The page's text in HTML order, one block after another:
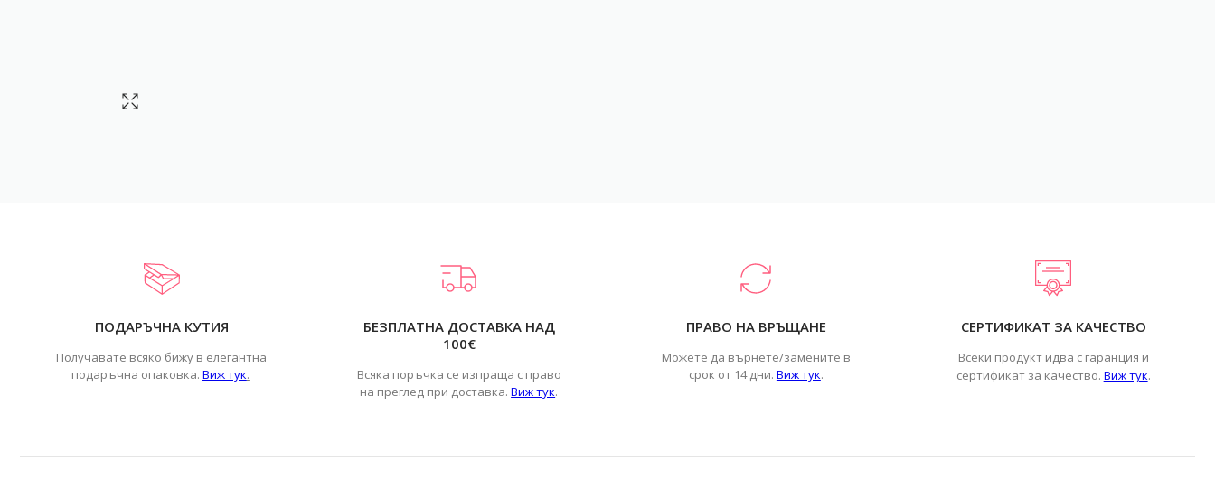
ПОДАРЪЧНА КУТИЯ
Получавате всяко бижу в елегантна
подаръчна опаковка. Виж тук.
БЕЗПЛАТНА ДОСТАВКА НАД
100€
Всяка поръчка се изпраща с право
на преглед при доставка.Виж тук.
ПРАВО НА ВРЪЩАНЕ
Можете да върнете/замените в
срок от 14 дни. Виж тук.
СЕРТИФИКАТ ЗА КАЧЕСТВО
Всеки продукт идва с гаранция и
сертификат за качество. Виж тук.